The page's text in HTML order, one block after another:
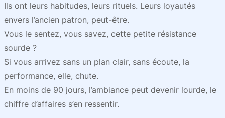
Ils ont leurs habitudes, leurs rituels. Leurs loyautés
envers l’ancien patron, peut-être.
Vous le sentez, vous savez, cette petite résistance
sourde ?
Si vous arrivez sans un plan clair, sans écoute, la
performance, elle, chute.
En moins de 90 jours, l’ambiance peut devenir lourde, le
chiffre d’affaires s’en ressentir.